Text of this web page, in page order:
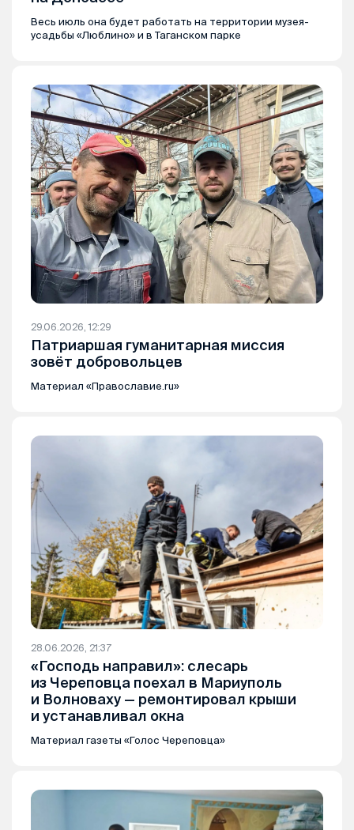
Весь июль она будет работать на территории музея-
усадьбы «Люблино» и в Таганском парке
29.06.2026, 12:29
Патриаршая гуманитарная миссия
зовёт добровольцев
Материал «Православие.ru»
28.06.2026, 21:37
«Господь направил»: слесарь
из Череповца поехал в Мариуполь
и Волноваху — ремонтировал крыши
и устанавливал окна
Материал газеты «Голос Череповца»